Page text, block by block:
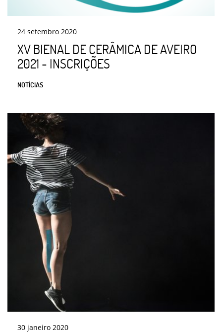
24 setembro 2020
XV BIENAL DE CERÂMICA DE AVEIRO
2021 - INSCRIÇÕES
NOTÍCIAS
30 janeiro 2020